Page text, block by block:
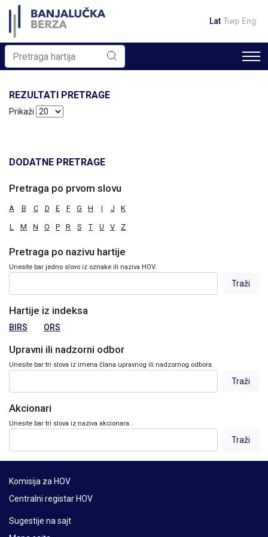
Lat Ћир Eng
REZULTATI PRETRAGE
Prikaži
DODATNE PRETRAGE
Pretraga po prvom slovu
A B C D E F G H I J K
L M N O P R S T U V Z
Pretraga po nazivu hartije
Unesite bar jedno slovo iz oznake ili naziva HOV.
Hartije iz indeksa
BIRS ORS
Upravni ili nadzorni odbor
Unesite bar tri slova iz imena člana upravnog ili nadzornog odbora.
Akcionari
Unesite bar tri slova iz naziva akcionara.
Komisija za HOV
Centralni registar HOV
Sugestije na sajt